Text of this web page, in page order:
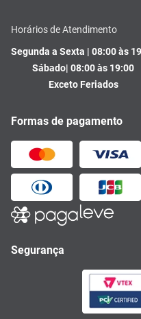
Horários de Atendimento
Segunda a Sexta | 08:00 às
Sábado| 08:00 às 19:00
Exceto Feriados
Formas de pagamento
Segurança